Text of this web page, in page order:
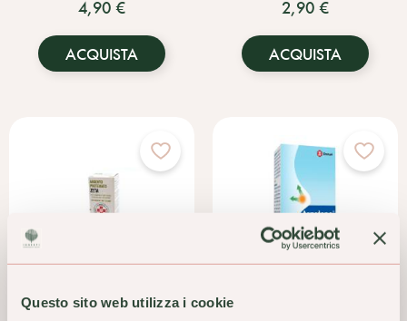
Questo sito web utilizza i cookie
4,90 €
ACQUISTA
2,90 €
ACQUISTA